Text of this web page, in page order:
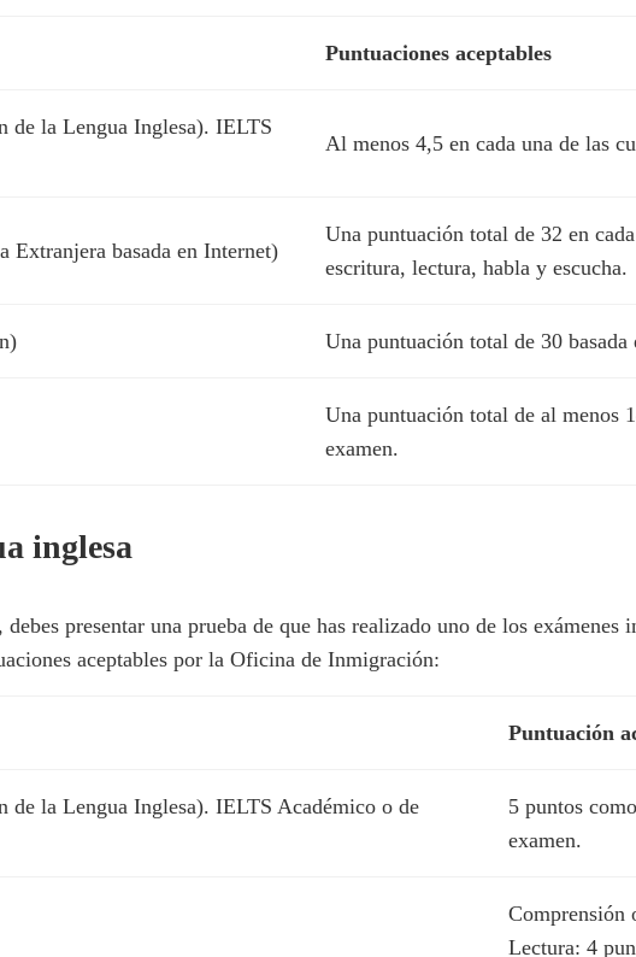
Puntuaciones aceptables
de la Lengua Inglesa). IELTS
Al menos 4,5 en cada una de las
Extranjera basada en Internet)
Una puntuación total de 32 en
escritura, lectura, habla y escucha.
Una puntuación total de 30
Una puntuación total de al menos
examen.
inglesa
presentar una prueba de que has realizado uno de los exámenes
aceptables por la Oficina de Inmigración:
Puntuación
de la Lengua Inglesa). IELTS Académico o de
5 puntos
examen.
Comprensión
Lectura: 4